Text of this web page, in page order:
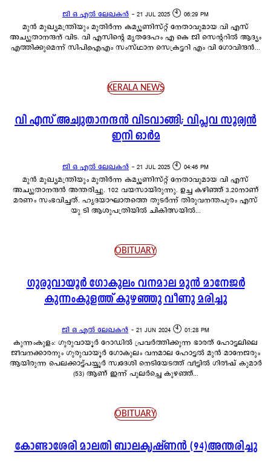
ജി ഒ എൽ ലേഖകൻ - 21 JUL 2025 🕙 06:29 PM
മുൻ മുഖ്യമന്ത്രിയും മുതിർന്ന കമ്യൂണിസ്റ്റ് നേതാവുമായ വി എസ്
അച്യുതാനന്ദന് വിട. വി എസിന്റെ മൃതദേഹം എ കെ ജി സെന്ററിൽ ആദ്യം
എത്തിക്കുമെന്ന് സിപിഐഎം സംസ്ഥാന സെക്രട്ടറി എം വി ഗോവിന്ദൻ...
KERALA NEWS
വി എസ് അച്യുതാനന്ദൻ വിടവാങ്ങി; വിപ്ലവ സൂര്യൻ
ഇനി ഓർമ
ജി ഒ എൽ ലേഖകൻ - 21 JUL 2025 🕙 04:46 PM
മുൻ മുഖ്യമന്ത്രിയും മുതിർന്ന കമ്യൂണിസ്റ്റ് നേതാവുമായ വി എസ്
അച്യുതാനന്ദൻ അന്തരിച്ചു. 102 വയസായിരുന്നു. ഉച്ച കഴിഞ്ഞ് 3.20നാണ്
മരണം സംഭവിച്ചത്. ഹൃദയാഘാതത്തെ തുടർന്ന് തിരുവനന്തപുരം എസ്
യു ടി ആശുപത്രിയിൽ ചികിത്സയിൽ...
OBITUARY
ഗുരുവായൂർ ഗോകുലം വനമാല മുൻ മാനേജർ
കുന്നംകുളത്ത് കുഴഞ്ഞു വീണു മരിച്ചു
ജി ഒ എൽ ലേഖകൻ - 21 JUN 2024 🕙 01:28 PM
കുന്നംകുളം: ഗുരുവായൂർ റോഡിൽ പ്രവർത്തിക്കുന്ന ഭാരത് ഹോട്ടലിലെ
ജീവനക്കാരനും ഗുരുവായൂർ ഗോകുലം വനമാല ഹോട്ടൽ മുൻ മാനേജരും
ആയിരുന്ന പെലക്കാട്ട്പയ്യൂർ സ്വദേശി നെടിയേടത്ത് വീട്ടിൽ ഗിരീഷ് കുമാർ
(53) ആണ് ഇന്ന് പുലർച്ചെ കുഴഞ്ഞ്...
OBITUARY
കോണ്ടാശേരി മാലതി ബാലകൃഷ്ണൻ (94)അന്തരിച്ചു